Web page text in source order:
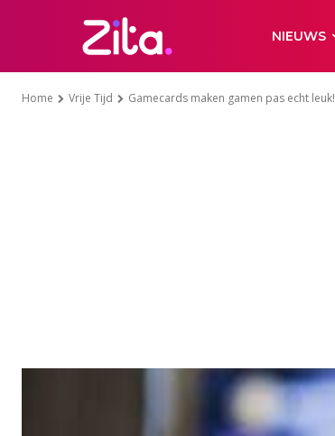
NIEUWS
Home Vrije Tijd Gamecards maken gamen pas echt leuk!